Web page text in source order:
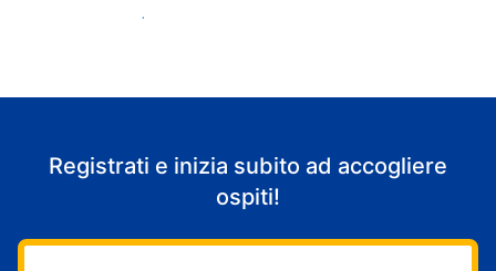
Inizia ad accogliere ospiti
Registrati e inizia subito ad accogliere
ospiti!